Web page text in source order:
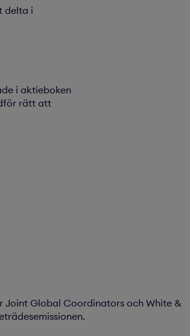
delta i
i aktieboken
rätt att
Joint Global Coordinators och White &